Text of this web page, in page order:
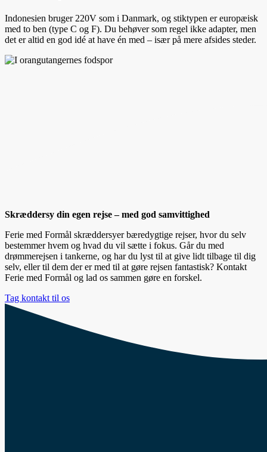
Indonesien bruger 220V som i Danmark, og stiktypen er europæisk
med to ben (type C og F). Du behøver som regel ikke adapter, men
det er altid en god idé at have én med – især på mere afsides steder.
Skræddersy din egen rejse – med god samvittighed
Ferie med Formål skræddersyer bæredygtige rejser, hvor du selv
bestemmer hvem og hvad du vil sætte i fokus. Går du med
drømmerejsen i tankerne, og har du lyst til at give lidt tilbage til dig
selv, eller til dem der er med til at gøre rejsen fantastisk? Kontakt
Ferie med Formål og lad os sammen gøre en forskel.
Tag kontakt til os